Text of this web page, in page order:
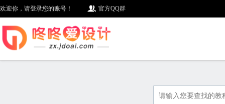
欢迎你，请登录您的账号！ 官方QQ群